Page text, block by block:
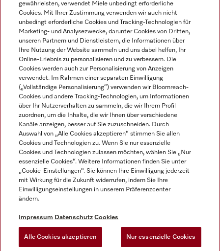
Sprache
DEUTSCH
Impressum
AGB
Datenschutz
Nutzungsbedingungen
Gesetzen über digitale Dienste
Cookie-Einstellungen
Miele auf Instagram
Miele auf Youtube
gewährleisten, verwendet Miele unbedingt erforderliche
Cookies. Mit Ihrer Zustimmung verwenden wir auch nicht
unbedingt erforderliche Cookies und Tracking-Technologien für
Marketing- und Analysezwecke, darunter Cookies von Dritten,
unseren Partnern und Dienstleistern, die Informationen über
Ihre Nutzung der Website sammeln und uns dabei helfen, Ihr
Online-Erlebnis zu personalisieren und zu verbessern. Die
Cookies werden auch zur Personalisierung von Anzeigen
verwendet. Im Rahmen einer separaten Einwilligung
(„Vollständige Personalisierung“) verwenden wir Bloomreach-
Cookies und andere Tracking-Technologien, um Informationen
über Ihr Nutzerverhalten zu sammeln, die wir Ihrem Profil
zuordnen, um die Inhalte, die wir Ihnen über verschiedene
Kanäle anzeigen, besser auf Sie zuzuschneiden. Durch
Auswahl von „Alle Cookies akzeptieren“ stimmen Sie allen
Cookies und Technologien zu. Wenn Sie nur essenzielle
Cookies und Technologien zulassen möchten, wählen Sie „Nur
essenzielle Cookies“. Weitere Informationen finden Sie unter
„Cookie-Einstellungen“. Sie können Ihre Einwilligung jederzeit
mit Wirkung für die Zukunft widerrufen, indem Sie Ihre
Einwilligungseinstellungen in unserem Präferenzcenter
ändern.
Impressum Datenschutz Cookies
Alle Cookies akzeptieren Nur essenzielle Cookies